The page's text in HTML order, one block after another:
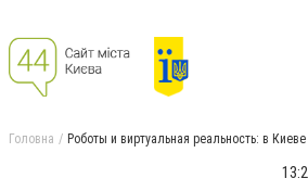
Головна Роботы и виртуальная реальность: в